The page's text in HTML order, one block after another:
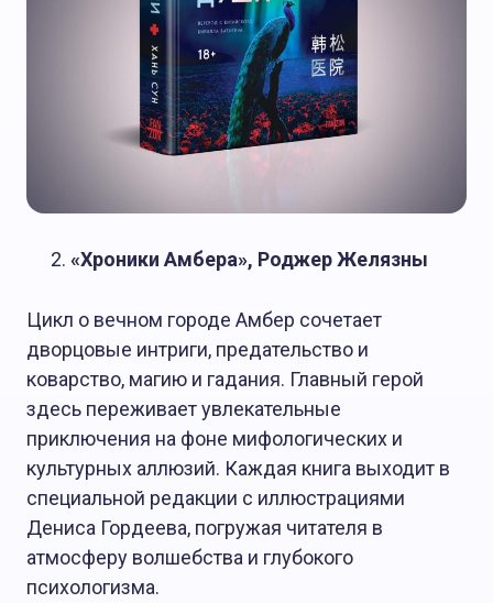
«Хроники Амбера», Роджер Желязны
Цикл о вечном городе Амбер сочетает
дворцовые интриги, предательство и
коварство, магию и гадания. Главный герой
здесь переживает увлекательные
приключения на фоне мифологических и
культурных аллюзий. Каждая книга выходит в
специальной редакции с иллюстрациями
Дениса Гордеева, погружая читателя в
атмосферу волшебства и глубокого
психологизма.